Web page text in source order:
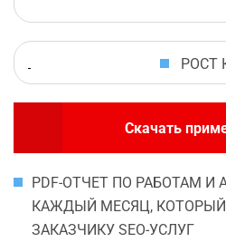
РОСТ
Скачать
PDF-ОТЧЕТ ПО РАБОТАМ И
КАЖДЫЙ МЕСЯЦ,
ЗАКАЗЧИКУ SEO-УСЛУГ